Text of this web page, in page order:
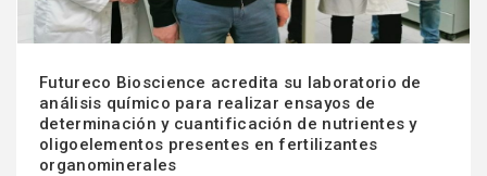
Futureco Bioscience acredita su laboratorio de
análisis químico para realizar ensayos de
determinación y cuantificación de nutrientes y
oligoelementos presentes en fertilizantes
organominerales